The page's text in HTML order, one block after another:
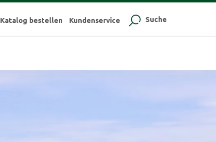
Katalog bestellen Kundenservice Suche